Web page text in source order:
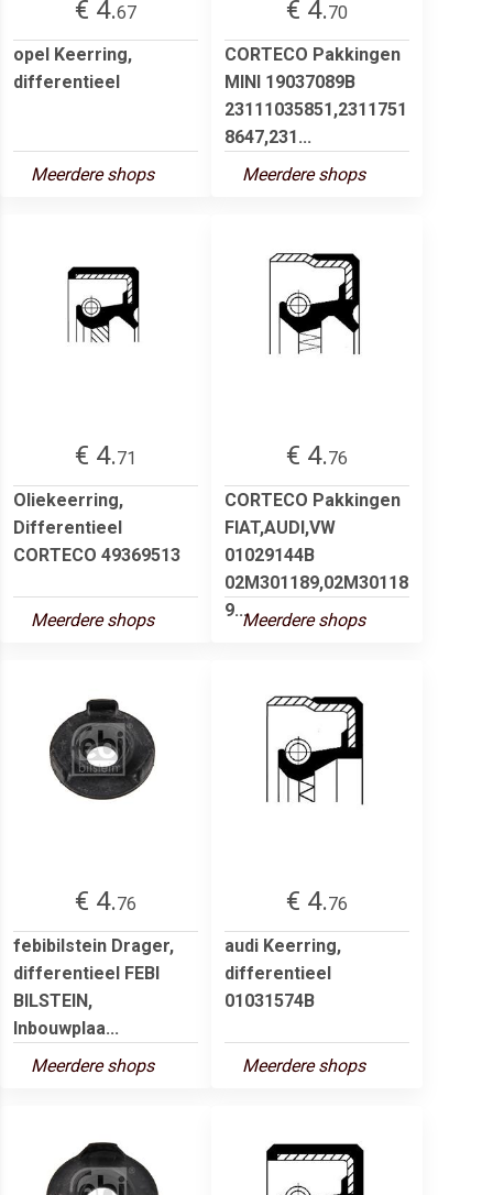
€ 4.67
opel Keerring,
differentieel
Meerdere shops
€ 4.70
CORTECO Pakkingen
MINI 19037089B
23111035851,2311751
8647,231...
Meerdere shops
€ 4.71
Oliekeerring,
Differentieel
CORTECO 49369513
Meerdere shops
€ 4.76
CORTECO Pakkingen
FIAT,AUDI,VW
01029144B
02M301189,02M30118
9...Meerdere shops
€ 4.76
febibilstein Drager,
differentieel FEBI
BILSTEIN,
Inbouwplaa...
Meerdere shops
€ 4.76
audi Keerring,
differentieel
01031574B
Meerdere shops